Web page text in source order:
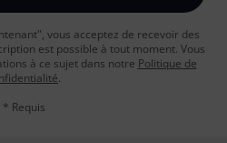
vous acceptez de recevoir des
est possible à tout moment. Vous
à ce sujet dans notre Politique de
.
* Requis